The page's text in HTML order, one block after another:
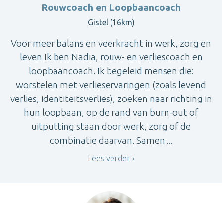
Rouwcoach en Loopbaancoach
Gistel (16km)
Voor meer balans en veerkracht in werk, zorg en
leven Ik ben Nadia, rouw- en verliescoach en
loopbaancoach. Ik begeleid mensen die:
worstelen met verlieservaringen (zoals levend
verlies, identiteitsverlies), zoeken naar richting in
hun loopbaan, op de rand van burn-out of
uitputting staan door werk, zorg of de
combinatie daarvan. Samen ...
Lees verder